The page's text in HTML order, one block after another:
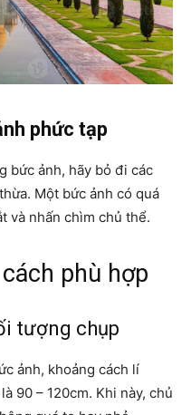
phức tạp
bức ảnh, hãy bỏ đi các
Một bức ảnh có quá
và nhấn chìm chủ thể.
phù hợp
tượng chụp
ảnh, khoảng cách lí
90 – 120cm. Khi này, chủ